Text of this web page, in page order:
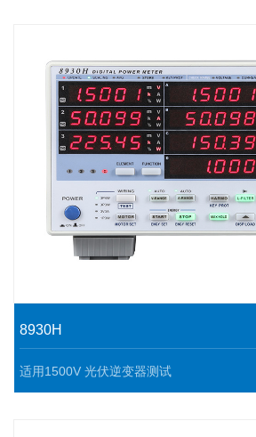
8930H
适用1500V 光伏逆变器测试